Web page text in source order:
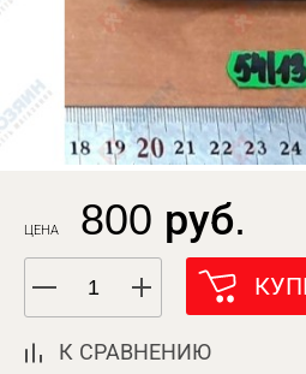
ЦЕНА 800 руб.
К СРАВНЕНИЮ